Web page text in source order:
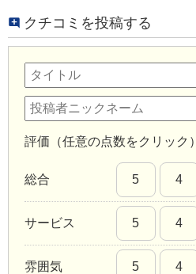
クチコミを投稿する
評価（任意の点数をクリック）
総合 5 4
サービス 5 4
雰囲気 5 4